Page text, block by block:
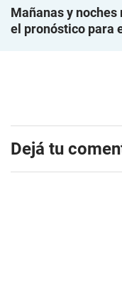
Mañanas y
el pronóstico para
Dejá tu